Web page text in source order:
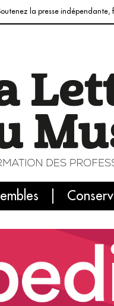
la presse indépendante,
jour Le